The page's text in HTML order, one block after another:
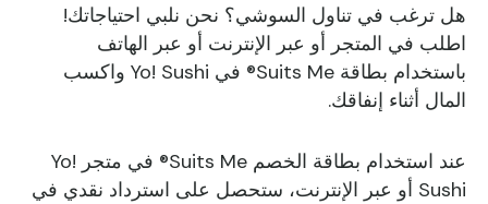
هل ترغب في تناول السوشي؟ نحن نلبي احتياجاتك!
اطلب في المتجر أو عبر الإنترنت أو عبر الهاتف
باستخدام بطاقة Suits Me® في Yo! Sushi واكسب
المال أثناء إنفاقك.
عند استخدام بطاقة الخصم Suits Me® في متجر Yo!
Sushi أو عبر الإنترنت، ستحصل على استرداد نقدي في